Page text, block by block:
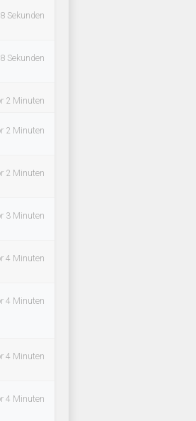
Sekunden
Sekunden
2 Minuten
2 Minuten
2 Minuten
3 Minuten
4 Minuten
4 Minuten
4 Minuten
4 Minuten